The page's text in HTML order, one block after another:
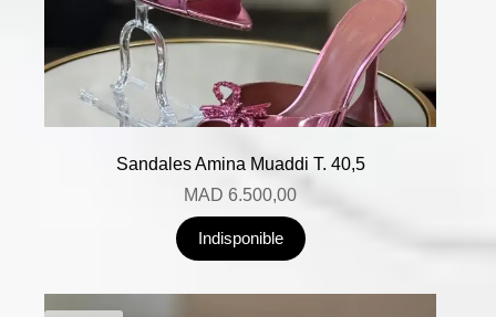
Sandales Amina Muaddi T. 40,5
MAD 6.500,00
Indisponible